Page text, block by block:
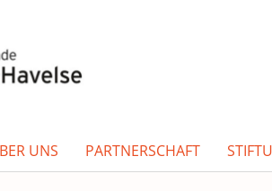
UNS PARTNERSCHAFT